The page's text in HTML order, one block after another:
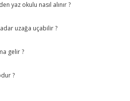
yaz okulu nasıl alınır ?
uzağa uçabilir ?
gelir ?
?